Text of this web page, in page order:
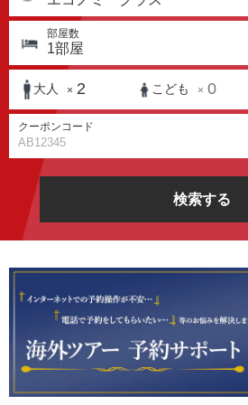
部屋数
1部屋
大人 × 2 こども × 0
クーポンコード
検索する